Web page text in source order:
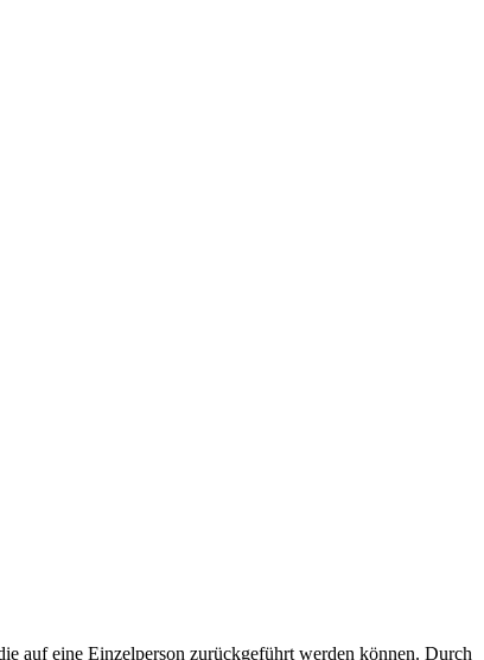
auf eine Einzelperson zurückgeführt werden können. Durch